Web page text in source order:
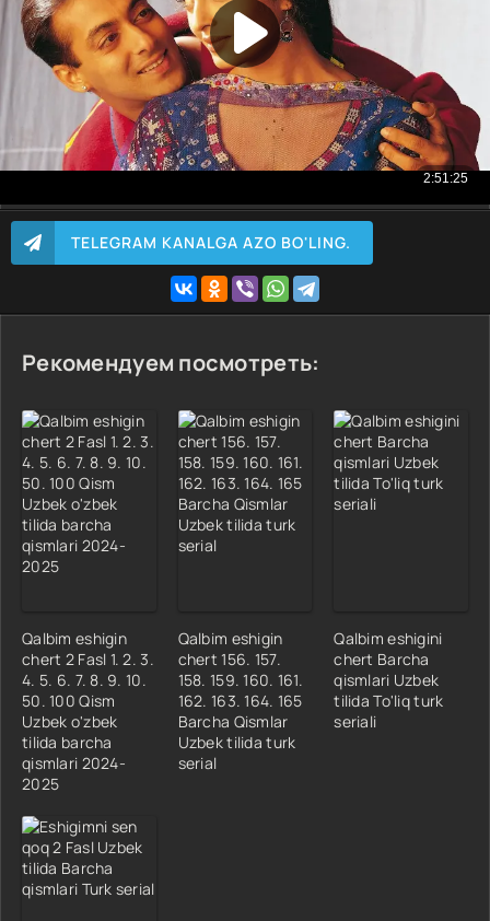
TELEGRAM KANALGA AZO BO'LING.
Рекомендуем посмотреть:
Qalbim eshigin
chert 2 Fasl 1. 2. 3.
4. 5. 6. 7. 8. 9. 10.
50. 100 Qism
Uzbek o'zbek
tilida barcha
qismlari 2024-
2025
Qalbim eshigin
chert 156. 157.
158. 159. 160. 161.
162. 163. 164. 165
Barcha Qismlar
Uzbek tilida turk
serial
Qalbim eshigini
chert Barcha
qismlari Uzbek
tilida To'liq turk
seriali